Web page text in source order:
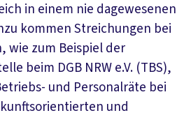
in einem nie dagewesenen
kommen Streichungen bei
wie zum Beispiel der
beim DGB NRW e.V. (TBS),
und Personalräte bei
und